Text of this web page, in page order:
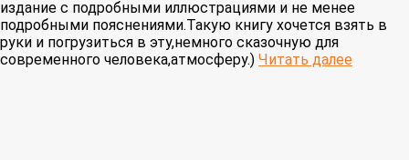
издание с подробными иллюстрациями и не менее
подробными пояснениями.Такую книгу хочется взять в
руки и погрузиться в эту,немного сказочную для
современного человека,атмосферу.) Читать далее